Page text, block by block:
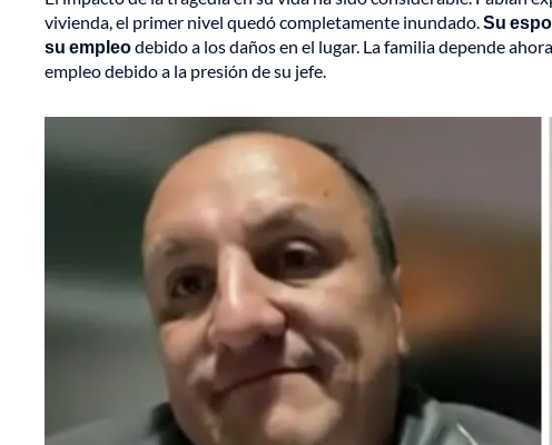
vivienda, el primer nivel quedó completamente inundado.Su
su empleodebido a los daños en el lugar. La familia depende
empleo debido a la presión de su jefe.